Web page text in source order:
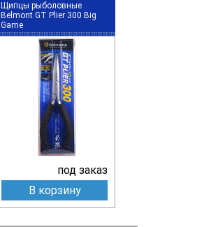
Щипцы рыболовные
Belmont GT Plier 300 Big
Game
под заказ
В корзину